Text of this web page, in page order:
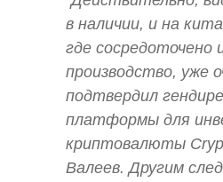
в наличии, и на
где сосредоточено
производство, уже
подтвердил
платформы для
криптовалюты
Валеев. Другим